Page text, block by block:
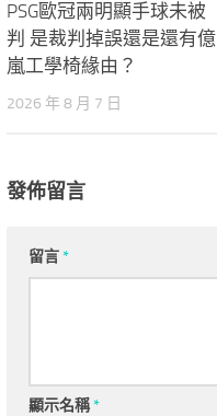
PSG歐冠兩明顯手球未被
判 是裁判掉誤還是還有億
嵐工學椅緣由？
2026 年 8 月 7 日
發佈留言
留言*
顯示名稱*